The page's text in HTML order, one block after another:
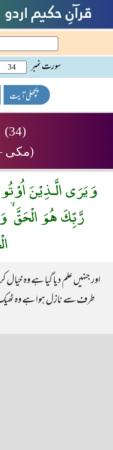
سورت نمبر
پچھلی آیت
(34)
(مکی —
وَيَرَى الَّـذِيْنَ
رَّبِّكَ هُوَ الْحَقَّ
اور جنہیں علم دیا گیا ہے وہ
طرف سے نازل ہوا ہے وہ